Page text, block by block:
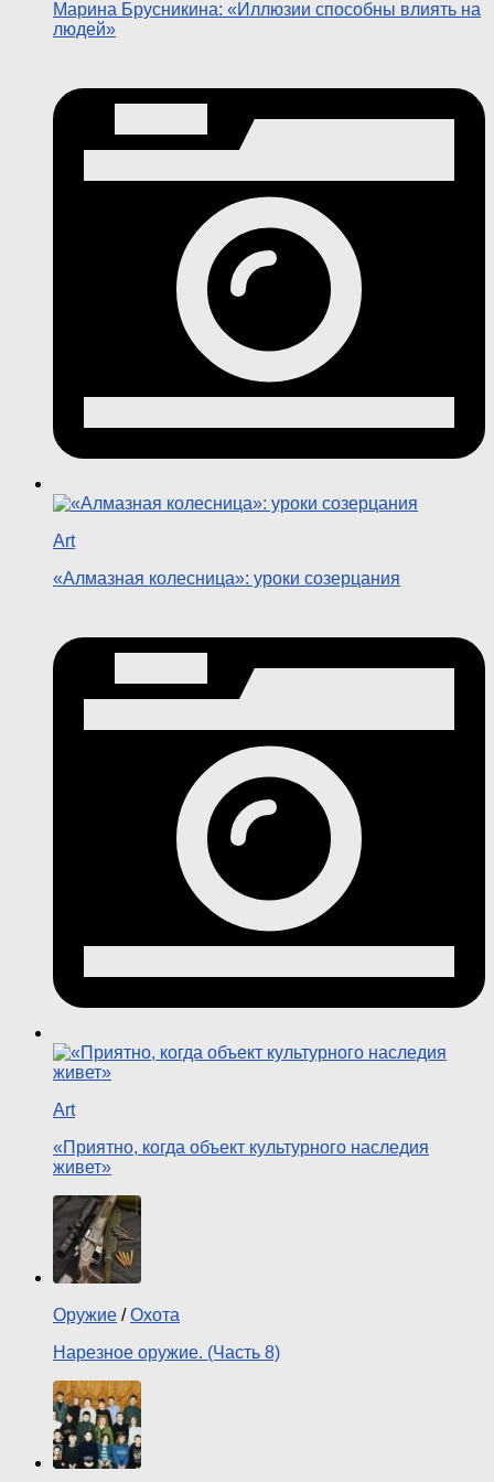
Марина Брусникина: «Иллюзии способны влиять на
людей»
Art
«Алмазная колесница»: уроки созерцания
Art
«Приятно, когда объект культурного наследия
живет»
Оружие /Охота
Нарезное оружие. (Часть 8)